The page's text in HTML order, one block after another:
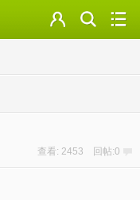
查看: 2453 回帖:0